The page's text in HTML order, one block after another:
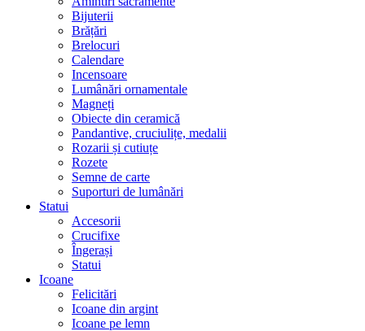
Bijuterii
Brățări
Brelocuri
Calendare
Incensoare
Lumânări ornamentale
Magneți
Obiecte din ceramică
Pandantive, cruciulițe, medalii
Rozarii și cutiuțe
Rozete
Semne de carte
Suporturi de lumânări
Statui
Accesorii
Crucifixe
Îngerași
Statui
Icoane
Felicitări
Icoane din argint
Icoane pe lemn